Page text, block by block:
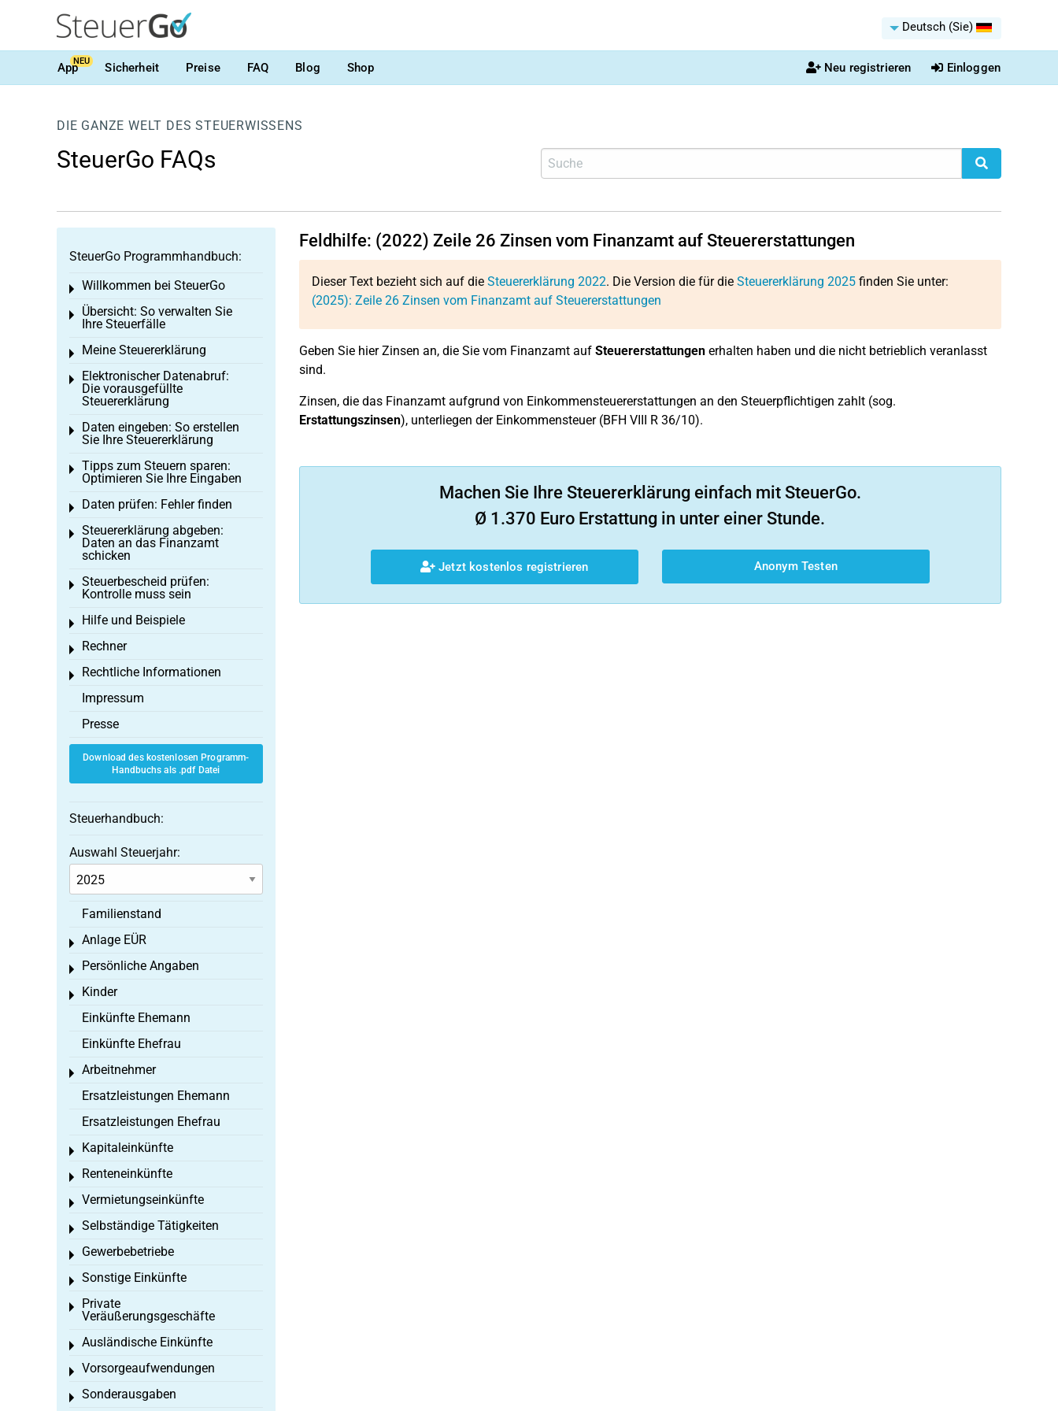
Deutsch (Sie)
AppNEU Sicherheit Preise FAQ Blog Shop Neu registrieren Einloggen
DIE GANZE WELT DES STEUERWISSENS
SteuerGo FAQs
Feldhilfe: (2022) Zeile 26 Zinsen vom Finanzamt auf Steuererstattungen
Dieser Text bezieht sich auf die Steuererklärung 2022. Die Version die für die Steuererklärung 2025finden Sie unter:
(2025): Zeile 26 Zinsen vom Finanzamt auf Steuererstattungen
Geben Sie hier Zinsen an, die Sie vom Finanzamt auf Steuererstattungenerhalten haben und die nicht betrieblich veranlasst
sind.
Zinsen, die das Finanzamt aufgrund von Einkommensteuererstattungen an den Steuerpflichtigen zahlt (sog.
Erstattungszinsen), unterliegen der Einkommensteuer (BFH VIII R 36/10).
Machen Sie Ihre Steuererklärung einfach mit SteuerGo.
Ø 1.370 Euro Erstattung in unter einer Stunde.
Jetzt kostenlos registrieren Anonym Testen
SteuerGo Programmhandbuch:
Willkommen bei SteuerGo
Toggle menu
Übersicht: So verwalten Sie
Ihre Steuerfälle
Toggle menu
Meine Steuererklärung
Toggle menu
Elektronischer Datenabruf:
Die vorausgefüllte
Steuererklärung
Toggle menu
Daten eingeben: So erstellen
Sie Ihre Steuererklärung
Toggle menu
Tipps zum Steuern sparen:
Optimieren Sie Ihre Eingaben
Toggle menu
Daten prüfen: Fehler finden
Toggle menu
Steuererklärung abgeben:
Daten an das Finanzamt
schicken
Toggle menu
Steuerbescheid prüfen:
Kontrolle muss sein
Toggle menu
Hilfe und Beispiele
Toggle menu
Rechner
Toggle menu
Rechtliche Informationen
Toggle menu
Impressum
Presse
Download des kostenlosen Programm-
Handbuchs als .pdf Datei
Steuerhandbuch:
Auswahl Steuerjahr:
Familienstand
Anlage EÜR
Toggle menu
Persönliche Angaben
Toggle menu
Kinder
Toggle menu
Einkünfte Ehemann
Einkünfte Ehefrau
Arbeitnehmer
Toggle menu
Ersatzleistungen Ehemann
Ersatzleistungen Ehefrau
Kapitaleinkünfte
Toggle menu
Renteneinkünfte
Toggle menu
Vermietungseinkünfte
Toggle menu
Selbständige Tätigkeiten
Toggle menu
Gewerbebetriebe
Toggle menu
Sonstige Einkünfte
Toggle menu
Private
Veräußerungsgeschäfte
Toggle menu
Ausländische Einkünfte
Toggle menu
Vorsorgeaufwendungen
Toggle menu
Sonderausgaben
Toggle menu